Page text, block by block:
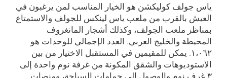
ياس جولف كوليكشن هو الخيار المناسب لمن يرغبون في
العيش بالقرب من ملعب ياس لينكس للجولف والاستمتاع
بمناظر ملعب الجولف، وكذلك أشجار المانغروف
المحيطة والخليج العربي. العدد الإجمالي للوحدات هو
۱،۰٦۲. يمكن للمقيمين في المستقبل الاختيار من بين
الاستوديوهات والشقق المكونة من غرفة نوم واحدة إلى